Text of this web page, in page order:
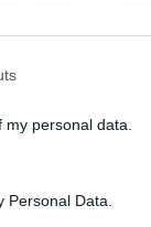
personal data.
Data.